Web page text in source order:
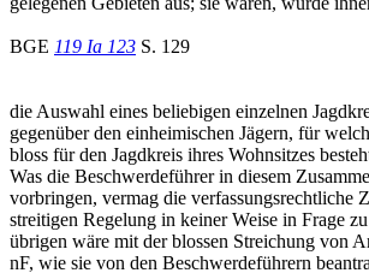
BGE 119 Ia 123 S. 129
die Auswahl eines beliebigen einzelnen
gegenüber den einheimischen Jägern, für
bloss für den Jagdkreis ihres Wohnsitzes
Was die Beschwerdeführer in diesem
vorbringen, vermag die verfassungsrechtliche
streitigen Regelung in keiner Weise in Frage
übrigen wäre mit der blossen Streichung von
nF, wie sie von den Beschwerdeführern